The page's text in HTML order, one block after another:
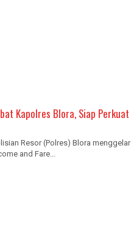
Kapolres Blora, Siap Perkuat
Resor (Polres) Blora menggelar
and Fare...